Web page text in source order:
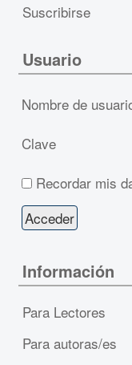
Suscribirse
Usuario
Nombre de
Clave
Recordar mis
Información
Para Lectores
Para autoras/es